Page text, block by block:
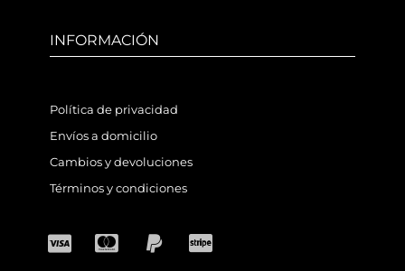
INFORMACIÓN
Política de privacidad
Envíos a domicilio
Cambios y devoluciones
Términos y condiciones